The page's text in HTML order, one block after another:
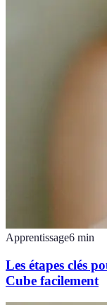
Apprentissage6 min
Les étapes clés
Cube facilement